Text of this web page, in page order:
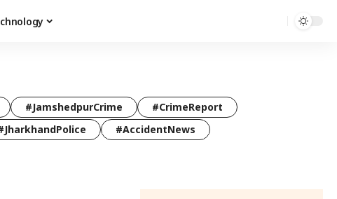
#JamshedpurCrime
#CrimeReport
#AccidentNews